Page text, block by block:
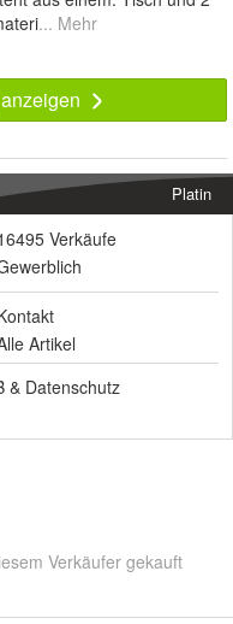
... Mehr
Platin
Verkäufe
Artikel
& Datenschutz
Verkäufer gekauft